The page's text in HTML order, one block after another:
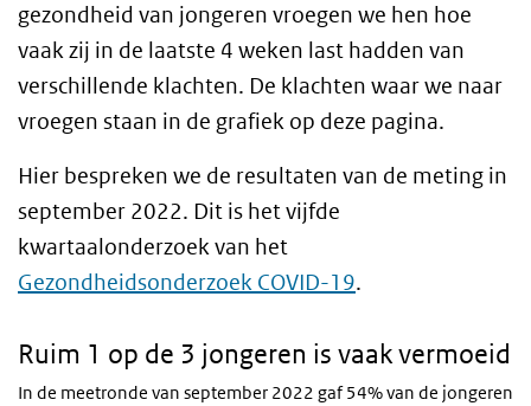
gezondheid van jongeren vroegen we hen hoe
vaak zij in de laatste 4 weken last hadden van
verschillende klachten. De klachten waar we naar
vroegen staan in de grafiek op deze pagina.
Hier bespreken we de resultaten van de meting in
september 2022. Dit is het vijfde
kwartaalonderzoek van het
Gezondheidsonderzoek COVID-19.
Ruim 1 op de 3 jongeren is vaak vermoeid
In de meetronde van september 2022 gaf 54% van de jongeren